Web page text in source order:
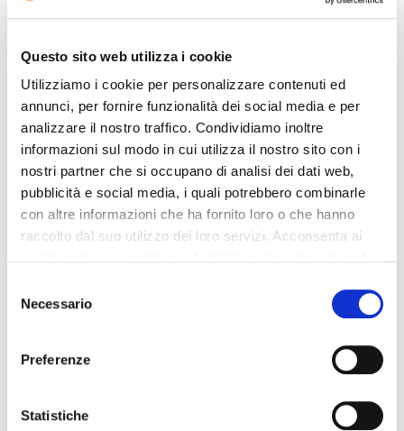
Questo sito web utilizza i cookie
Utilizziamo i cookie per personalizzare contenuti ed
annunci, per fornire funzionalità dei social media e per
analizzare il nostro traffico. Condividiamo inoltre
informazioni sul modo in cui utilizza il nostro sito con i
nostri partner che si occupano di analisi dei dati web,
pubblicità e social media, i quali potrebbero combinarle
con altre informazioni che ha fornito loro o che hanno
raccolto dal suo utilizzo dei loro servizi. Acconsenta ai
delNecessario
Preferenze
Statistiche
Salle avec projecteur
Date d'arrivée: 14:00
Parking bus
Location de voitures
Animaux admis
Voltage: 220
Chambres non-fumeurs
L'hôtel est idéal pour ceux qui voyagent en voiture. Une agence
bien équipée avec une salle de conférence. L'hôtel dispose d'une
piscine chauffée. L'hôtel est l'endroit parfait pour les personnes
établissement propose une connexion Internet rapide. L'hôtel est